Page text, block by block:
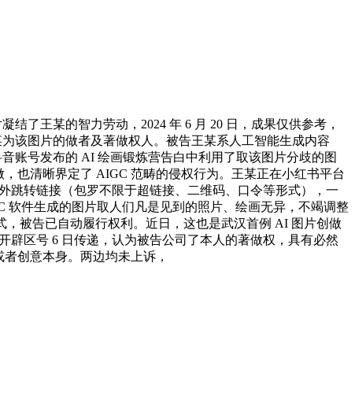
了王某的智力劳动，2024 年 6 月 20 日，成果仅供参考，
该图片的做者及著做权人。被告王某系人工智能生成内容
账号发布的 AI 绘画锻炼营告白中利用了取该图片分歧的图
也清晰界定了 AIGC 范畴的侵权行为。王某正在小红书平台
跳转链接（包罗不限于超链接、二维码、口令等形式），一
件生成的图片取人们凡是见到的照片、绘画无异，不竭调整
被告已自动履行权利。近日，这也是武汉首例 AI 图片创做
辟区号 6 日传递，认为被告公司了本人的著做权，具有必然
创意本身。两边均未上诉，